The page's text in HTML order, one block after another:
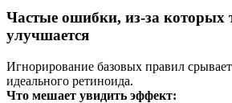
Частые ошибки, из‑за которых
улучшается
Игнорирование базовых правил
идеального ретиноида.
Что мешает увидить эффект: